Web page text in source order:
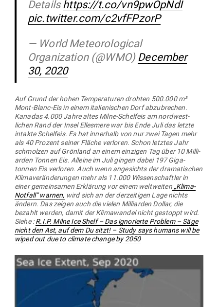
Detailshttps://t.co/vn9pwOpNdI
pic.twitter.com/c2vfFPzorP
— World Meteorological
Organization (@WMO) December
30, 2020
Auf Grund der hohen Tem­pe­ra­turen drohten 500.000 m³
Mont-Blanc-Eis in einem ita­lie­ni­schen Dorf abzu­brechen.
Kanadas 4.000 Jahre altes Milne-Schelfeis am nord­west­
lichen Rand der Insel Ellesmere war bis Ende Juli das letzte
intakte Schelfeis. Es hat innerhalb von nur zwei Tagen mehr
als 40 Prozent seiner Fläche ver­loren. Schon letztes Jahr
schmolzen auf Grönland an einem ein­zigen Tag über 10 Mil­li­
arden Tonnen Eis. Alleine im Juli gingen dabei 197 Giga­
tonnen Eis ver­loren. Auch wenn ange­sichts der dra­ma­ti­schen
Kli­ma­ver­än­de­rungen mehr als 11.000 Wis­sen­schaftler in
einer gemein­samen Erklärung vor einem welt­weiten„Klima-
Notfall“ warnen, wird sich an der der­zei­tigen Lage nichts
ändern. Das zeigen auch die vielen Mil­li­arden Dollar, die
bezahlt werden, damit der Kli­ma­wandel nicht gestoppt wird.
Siehe :R.I.P. Milne Ice Shelf – Das igno­rierte Problem – Säge
nicht den Ast, auf dem Du sitzt! – Study says humans will be
wiped out due to climate change by 2050